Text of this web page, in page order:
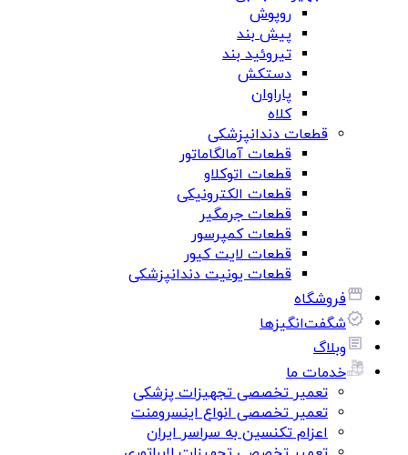
روپوش
پیش بند
تیروئید بند
دستکش
پاراوان
کلاه
قطعات دندانپزشکی
قطعات آمالگاماتور
قطعات اتوکلاو
قطعات الکترونیکی
قطعات جرمگیر
قطعات کمپرسور
قطعات لایت کیور
قطعات یونیت دندانپزشکی
فروشگاه
شگفت‌انگیزها
وبلاگ
خدمات ما
تعمیر تخصصی تجهیزات پزشکی
تعمیر تخصصی انواع اینسرومنت
اعزام تکنسین به سراسر ایران